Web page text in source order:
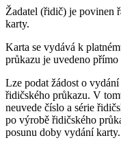
Žadatel (řidič) je povinen
karty.
Karta se vydává k
průkazu je uvedeno přímo
Lze podat žádost o
řidičského průkazu. V
neuvede číslo a série
po výrobě řidičského
posunu doby vydání karty.